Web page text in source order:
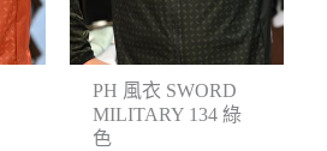
PH 風衣 SWORD
MILITARY 134 綠
色